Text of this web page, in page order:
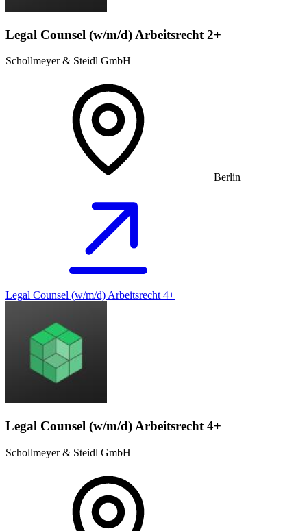
Legal Counsel (w/m/d) Arbeitsrecht 2+
Schollmeyer & Steidl GmbH
Berlin
Legal Counsel (w/m/d) Arbeitsrecht 4+
Legal Counsel (w/m/d) Arbeitsrecht 4+
Schollmeyer & Steidl GmbH